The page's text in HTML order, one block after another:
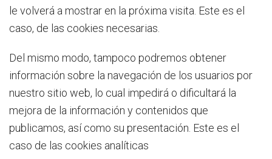
le volverá a mostrar en la próxima visita. Este es el
caso, de las cookies necesarias.
Del mismo modo, tampoco podremos obtener
información sobre la navegación de los usuarios por
nuestro sitio web, lo cual impedirá o dificultará la
mejora de la información y contenidos que
publicamos, así como su presentación. Este es el
caso de las cookies analíticas